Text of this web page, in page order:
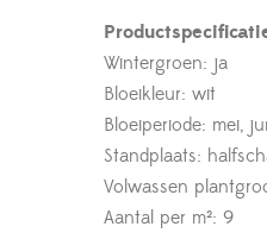
Wintergroen: ja
Bloeikleur: wit
Bloeiperiode: mei,
Standplaats:
Volwassen
Aantal per m²: 9